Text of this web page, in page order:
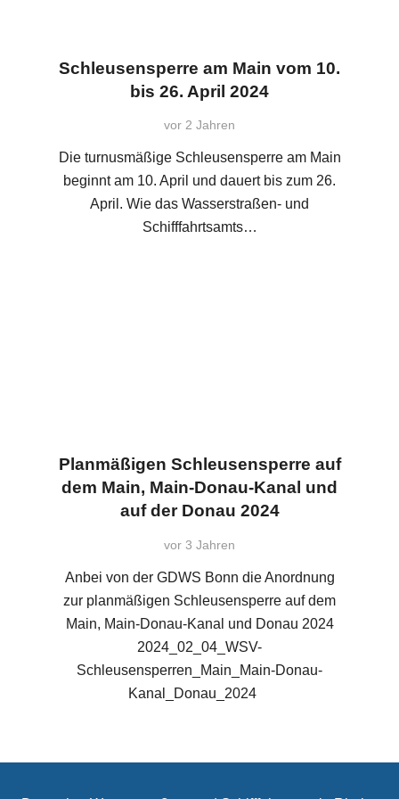
Schleusensperre am Main vom 10.
bis 26. April 2024
vor 2 Jahren
Die turnusmäßige Schleusensperre am Main
beginnt am 10. April und dauert bis zum 26.
April. Wie das Wasserstraßen- und
Schifffahrtsamts…
Planmäßigen Schleusensperre auf
dem Main, Main-Donau-Kanal und
auf der Donau 2024
vor 3 Jahren
Anbei von der GDWS Bonn die Anordnung
zur planmäßigen Schleusensperre auf dem
Main, Main-Donau-Kanal und Donau 2024
2024_02_04_WSV-
Schleusensperren_Main_Main-Donau-
Kanal_Donau_2024